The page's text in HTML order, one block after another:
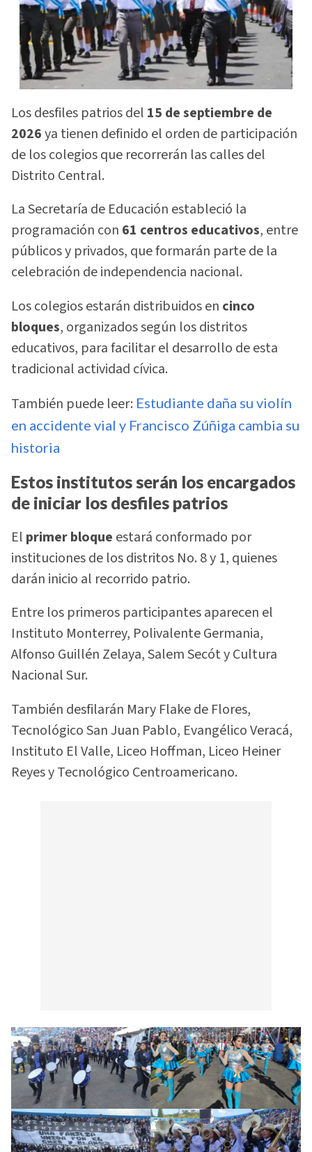
Los desfiles patrios del 15 de septiembre de
2026ya tienen definido el orden de participación
de los colegios que recorrerán las calles del
Distrito Central.
La Secretaría de Educación estableció la
programación con 61 centros educativos, entre
públicos y privados, que formarán parte de la
celebración de independencia nacional.
Los colegios estarán distribuidos en cinco
bloques, organizados según los distritos
educativos, para facilitar el desarrollo de esta
tradicional actividad cívica.
También puede leer: Estudiante daña su violín
en accidente vial y Francisco Zúñiga cambia su
historia
Estos institutos serán los encargados
de iniciar los desfiles patrios
El primer bloque estará conformado por
instituciones de los distritos No. 8 y 1, quienes
darán inicio al recorrido patrio.
Entre los primeros participantes aparecen el
Instituto Monterrey, Polivalente Germania,
Alfonso Guillén Zelaya, Salem Secót y Cultura
Nacional Sur.
También desfilarán Mary Flake de Flores,
Tecnológico San Juan Pablo, Evangélico Veracá,
Instituto El Valle, Liceo Hoffman, Liceo Heiner
Reyes y Tecnológico Centroamericano.